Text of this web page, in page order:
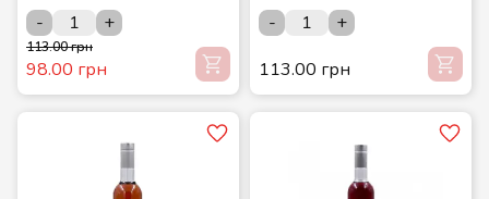
- +
113.00 грн
98.00 грн
-
+
113.00 грн